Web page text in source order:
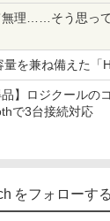
無理……そう思っ
を兼ね備えた「
品】ロジクールの
で3台接続対応
をフォローする